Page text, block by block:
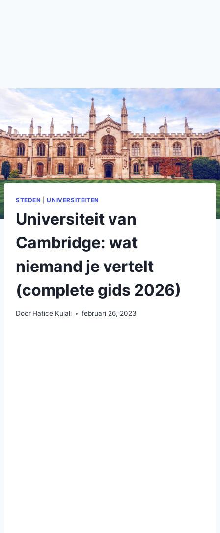
STEDEN |UNIVERSITEITEN
Universiteit van
Cambridge: wat
niemand je vertelt
(complete gids 2026)
Door Hatice Kulali februari 26, 2023